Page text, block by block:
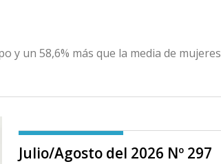
y un 58,6% más que la media de mujeres
Julio/Agosto del 2026 Nº 297